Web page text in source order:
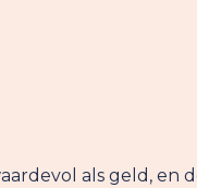
als geld,